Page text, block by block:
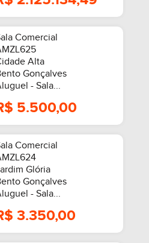
Comercial
Alta
Gonçalves
- Sala...
5.500,00
Comercial
Glória
Gonçalves
- Sala...
3.350,00